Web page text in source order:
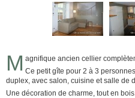
M agnifique ancien cellier
Ce petit gîte pour 2 à 3
duplex, avec salon, cuisine et salle de
Une décoration de charme, tout en